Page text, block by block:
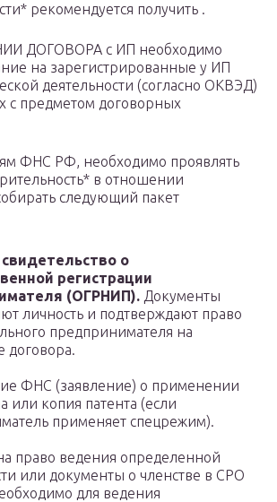
рекомендуется получить .
ДОГОВОРА с ИП необходимо
на зарегистрированные у ИП
деятельности (согласно ОКВЭД)
с предметом договорных
ФНС РФ, необходимо проявлять
в отношении
следующий пакет
о
регистрации
(ОГРНИП). Документы
личность и подтверждают право
предпринимателя на
договора.
ФНС (заявление) о применении
или копия патента (если
применяет спецрежим).
право ведения определенной
или документы о членстве в СРО
для ведения